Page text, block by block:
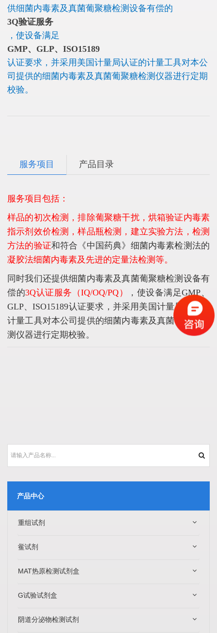
供细菌内毒素及真菌葡聚糖检测设备有偿的
3Q验证服务
，使设备满足
GMP、GLP、ISO15189
认证要求，并采用美国计量局认证的计量工具对本公
司提供的细菌内毒素及真菌葡聚糖检测仪器进行定期
校验。
服务项目 产品目录
服务项目包括：
样品的初次检测，排除葡聚糖干扰，烘箱验证内毒素
指示剂效价检测，样品瓶检测，建立实验方法，检测
方法的验证和符合《中国药典》细菌内毒素检测法的
凝胶法细菌内毒素及先进的定量法检测 等。
同时我们还提供细菌内毒素及真菌葡聚糖检测设备有
偿的3Q认证服务（IQ/OQ/PQ ）
，使设备满足GMP、
GLP、ISO15189认证要求，并采用美国计量局认证的
计量工具对本公司提供的细菌内毒素及真菌葡聚糖检
测仪器进行定期校验。
产品中心
重组试剂
鲎试剂
MAT热原检测试剂盒
G试验试剂盒
阴道分泌物检测试剂